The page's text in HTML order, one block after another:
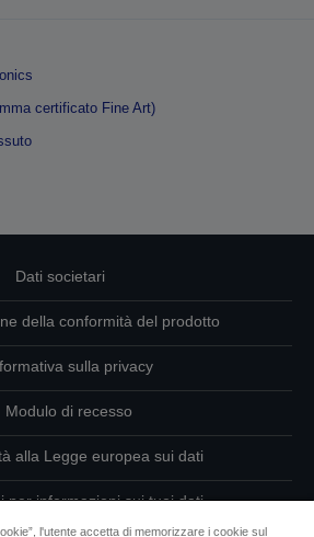
certificato Fine Art)
Dati societari
della conformità del prodotto
sulla privacy
Modulo di recesso
alla Legge europea sui dati
per informazioni sui tuoi dati
l'utente accetta di memorizzare i cookie sul